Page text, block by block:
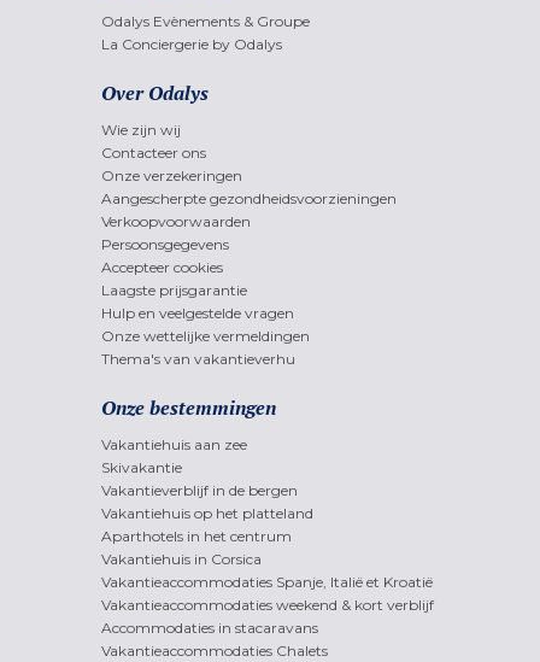
Odalys Evènements & Groupe
La Conciergerie by Odalys
Over Odalys
Wie zijn wij
Contacteer ons
Onze verzekeringen
Aangescherpte gezondheidsvoorzieningen
Verkoopvoorwaarden
Persoonsgegevens
Accepteer cookies
Laagste prijsgarantie
Hulp en veelgestelde vragen
Onze wettelijke vermeldingen
Thema's van vakantieverhu
Onze bestemmingen
Vakantiehuis aan zee
Skivakantie
Vakantieverblijf in de bergen
Vakantiehuis op het platteland
Aparthotels in het centrum
Vakantiehuis in Corsica
Vakantieaccommodaties Spanje, Italië et Kroatië
Vakantieaccommodaties weekend & kort verblijf
Accommodaties in stacaravans
Vakantieaccommodaties Chalets